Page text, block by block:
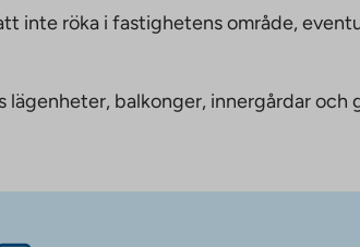
inte röka i fastighetens område,
balkonger, innergårdar och